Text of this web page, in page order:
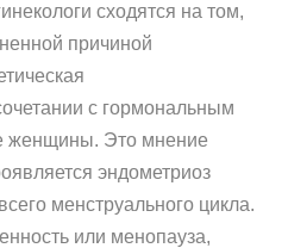
сходятся на том,
причиной
с гормональным
женщины. Это мнение
эндометриоз
менструального цикла.
или менопауза,